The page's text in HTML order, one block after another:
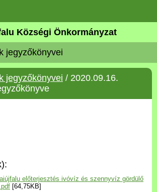
Községi Önkormányzat
jegyzőkönyvei
jegyzőkönyvei / 2020.09.16.
előterjesztés ivóvíz és szennyvíz gördülő
[64,75KB]